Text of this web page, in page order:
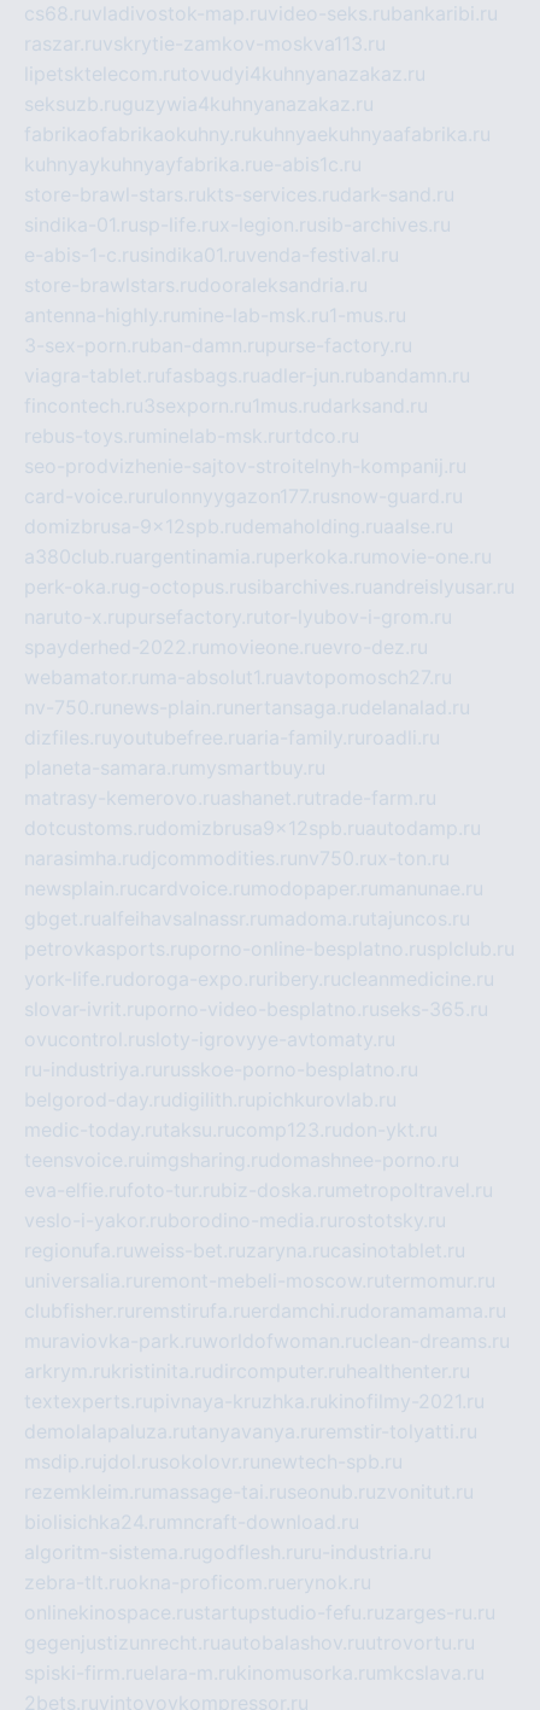
cs68.ruvladivostok-map.ruvideo-seks.rubankaribi.ru
raszar.ruvskrytie-zamkov-moskva113.ru
lipetsktelecom.rutovudyi4kuhnyanazakaz.ru
seksuzb.ruguzywia4kuhnyanazakaz.ru
fabrikaofabrikaokuhny.rukuhnyaekuhnyaafabrika.ru
kuhnyaykuhnyayfabrika.rue-abis1c.ru
store-brawl-stars.rukts-services.rudark-sand.ru
sindika-01.rusp-life.rux-legion.rusib-archives.ru
e-abis-1-c.rusindika01.ruvenda-festival.ru
store-brawlstars.rudooraleksandria.ru
antenna-highly.ru mine-lab-msk.ru1-mus.ru
3-sex-porn.ruban-damn.rupurse-factory.ru
viagra-tablet.rufasbags.ruadler-jun.rubandamn.ru
fincontech.ru3sexporn.ru1mus.rudarksand.ru
rebus-toys.ru minelab-msk.ru rtdco.ru
seo-prodvizhenie-sajtov-stroitelnyh-kompanij.ru
card-voice.ru rulonnyygazon177.rusnow-guard.ru
domizbrusa-9x12spb.rudemaholding.ruaalse.ru
a380club.ruargentinamia.ruperkoka.ru movie-one.ru
perk-oka.rug-octopus.rusibarchives.ruandreislyusar.ru
naruto-x.rupursefactory.rutor-lyubov-i-grom.ru
spayderhed-2022.ru movieone.ruevro-dez.ru
webamator.ru ma-absolut1.ruavtopomosch27.ru
nv-750.ru news-plain.ru nertansaga.rudelanalad.ru
dizfiles.ruyoutubefree.ruaria-family.ru roadli.ru
planeta-samara.ru mysmartbuy.ru
matrasy-kemerovo.ruashanet.rutrade-farm.ru
dotcustoms.rudomizbrusa9x12spb.ruautodamp.ru
narasimha.rudjcommodities.ru nv750.rux-ton.ru
newsplain.rucardvoice.ru modopaper.ru manunae.ru
gbget.rualfeihavsalnassr.ru madoma.rutajuncos.ru
petrovkasports.ruporno-online-besplatno.rusplclub.ru
york-life.rudoroga-expo.ru ribery.rucleanmedicine.ru
slovar-ivrit.ruporno-video-besplatno.ruseks-365.ru
ovucontrol.rusloty-igrovyye-avtomaty.ru
ru-industriya.ru russkoe-porno-besplatno.ru
belgorod-day.rudigilith.rupichkurovlab.ru
medic-today.rutaksu.rucomp123.rudon-ykt.ru
teensvoice.ru imgsharing.rudomashnee-porno.ru
eva-elfie.rufoto-tur.rubiz-doska.ru metropoltravel.ru
veslo-i-yakor.ruborodino-media.ru rostotsky.ru
regionufa.ruweiss-bet.ruzaryna.rucasinotablet.ru
universalia.ru remont-mebeli-moscow.rutermomur.ru
clubfisher.ru remstirufa.ruerdamchi.rudoramamama.ru
muraviovka-park.ruworldofwoman.ruclean-dreams.ru
arkrym.rukristinita.rudircomputer.ru healthenter.ru
textexperts.rupivnaya-kruzhka.rukinofilmy-2021.ru
demolalapaluza.rutanyavanya.ru remstir-tolyatti.ru
msdip.ru jdol.rusokolovr.ru newtech-spb.ru
rezemkleim.ru massage-tai.ruseonub.ruzvonitut.ru
biolisichka24.ru mncraft-download.ru
algoritm-sistema.rugodflesh.ru ru-industria.ru
zebra-tlt.ruokna-proficom.ruerynok.ru
onlinekinospace.rustartupstudio-fefu.ruzarges-ru.ru
gegenjustizunrecht.ruautobalashov.ruutrovortu.ru
spiski-firm.ruelara-m.rukinomusorka.ru mkcslava.ru
2bets.ruvintovoykompressor.ru